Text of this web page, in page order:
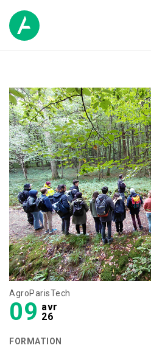
AgroParisTech
09 avr
26
FORMATION